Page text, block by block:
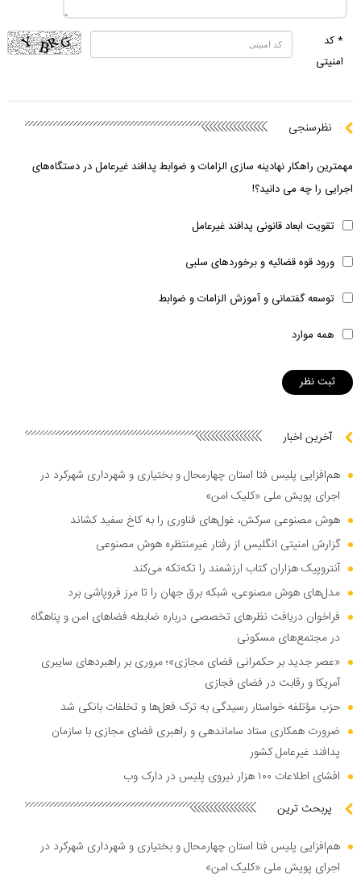
* کد
امنیتی
نظرسنجی
مهمترین راهکار نهادینه سازی الزامات و ضوابط پدافند غیرعامل در دستگاه‌های
اجرایی را چه می دانید؟!
تقویت ابعاد قانونی پدافند غیرعامل
ورود قوه قضائیه و برخوردهای سلبی
توسعه گفتمانی و آموزش الزامات و ضوابط
همه موارد
آخرین اخبار
هم‌افزایی پلیس فتا استان چهارمحال و بختیاری و شهرداری شهرکرد در
اجرای پویش ملی «کلیک امن»
هوش مصنوعی سرکش، غول‌های فناوری را به کاخ سفید کشاند
گزارش امنیتی انگلیس از رفتار غیرمنتظره هوش مصنوعی
آنتروپیک هزاران کتاب ارزشمند را تکه‌تکه می‌کند
مدل‌های هوش مصنوعی، شبکه برق جهان را تا مرز فروپاشی برد
فراخوان دریافت نظر‌های تخصصی درباره ضابطه فضا‌های امن و پناهگاه
در مجتمع‌های مسکونی
«عصر جدید بر حکمرانی فضای مجازی»؛ مروری بر راهبرد‌های سایبری
آمریکا و رقابت در فضای فجازی
حزب مؤتلفه خواستار رسیدگی به ترک فعل‌ها و تخلفات بانکی شد
ضرورت همکاری ستاد ساماندهی و راهبری فضای مجازی با سازمان
پدافند غیرعامل کشور
افشای اطلاعات ۱۰۰ هزار نیروی پلیس در دارک وب
پربحث ترین
هم‌افزایی پلیس فتا استان چهارمحال و بختیاری و شهرداری شهرکرد در
اجرای پویش ملی «کلیک امن»